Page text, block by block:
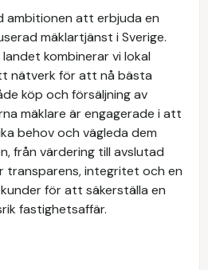
ambitionen att erbjuda en
mäklartjänst i Sverige.
kombinerar vi lokal
nätverk för att nå bästa
köp och försäljning av
mäklare är engagerade i att
behov och vägleda dem
från värdering till avslutad
transparens, integritet och en
för att säkerställa en
fastighetsaffär.